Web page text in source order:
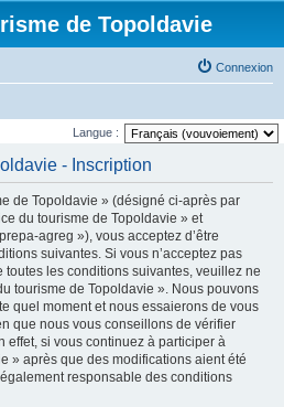
de Topoldavie
Connexion
Langue :
- Inscription
de Topoldavie » (désigné ci-après par
du tourisme de Topoldavie » et
agreg »), vous acceptez d’être
suivantes. Si vous n’acceptez pas
toutes les conditions suivantes, veuillez ne
tourisme de Topoldavie ». Nous pouvons
quel moment et nous essaierons de vous
que nous vous conseillons de vérifier
effet, si vous continuez à participer à
» après que des modifications aient été
responsable des conditions